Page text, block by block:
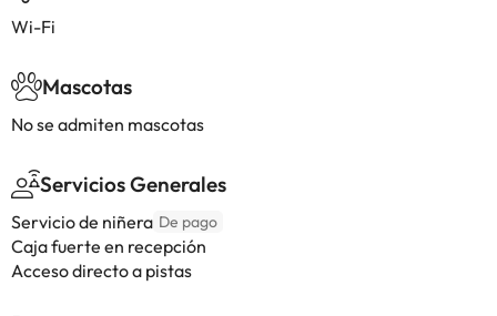
Wi-Fi
Mascotas
No se admiten mascotas
Servicios Generales
Servicio de niñera De pago
Caja fuerte en recepción
Acceso directo a pistas